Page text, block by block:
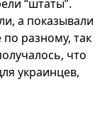
“штаты”.
а показывали
разному, так
что
украинцев,